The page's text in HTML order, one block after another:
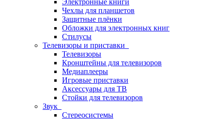
Электронные книги
Чехлы для планшетов
Защитные плёнки
Обложки для электронных книг
Стилусы
Телевизоры и приставки
Телевизоры
Кронштейны для телевизоров
Медиаплееры
Игровые приставки
Аксессуары для ТВ
Стойки для телевизоров
Звук
Стереосистемы